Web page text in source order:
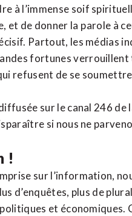
à l’immense soif
et de donner la parole à
Partout, les médias
fortunes
refusent de se
sur le canal 246 de
si nous ne
!
sur l’information,
d’enquêtes, plus de
et économiques.